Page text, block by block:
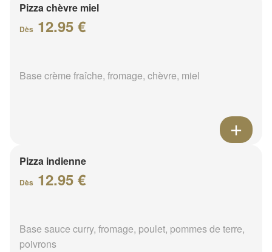
Pizza chèvre miel
Dès 12.95 €
Base crème fraîche, fromage, chèvre, miel
Pizza indienne
Dès 12.95 €
Base sauce curry, fromage, poulet, pommes de terre,
poivrons